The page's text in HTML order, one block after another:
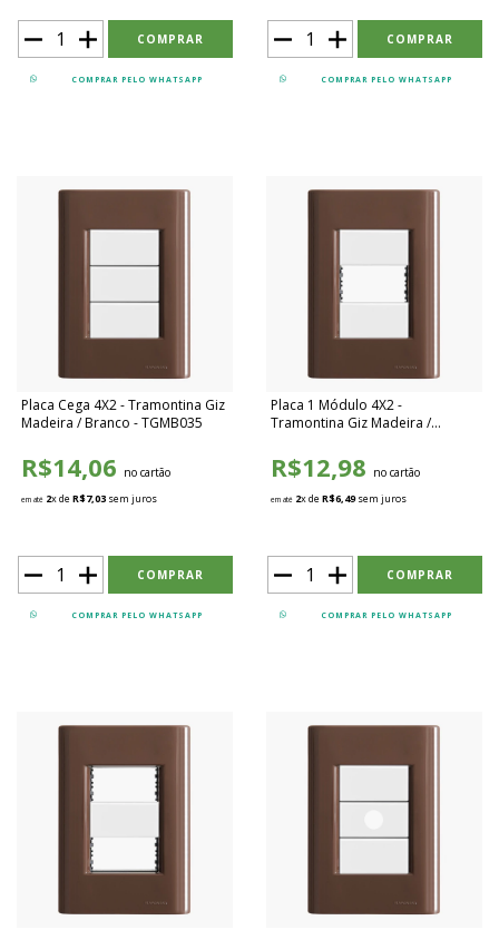
COMPRAR PELO WHATSAPP COMPRAR PELO WHATSAPP
Placa Cega 4X2 - Tramontina Giz
Madeira / Branco - TGMB035
R$14,06 no cartão
em até 2x deR$7,03 sem juros
COMPRAR PELO WHATSAPP
Placa 1 Módulo 4X2 -
Tramontina Giz Madeira /
R$12,98 no cartão
em até 2x deR$6,49sem juros
COMPRAR PELO WHATSAPP